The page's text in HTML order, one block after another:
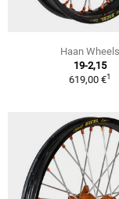
Haan Wheels
19-2,15
619,00 €1